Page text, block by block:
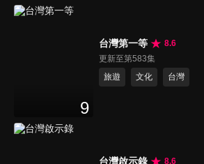
9
台灣第一等
8.6
更新至第583集
旅遊
文化 台灣
台灣啟示錄
8.6